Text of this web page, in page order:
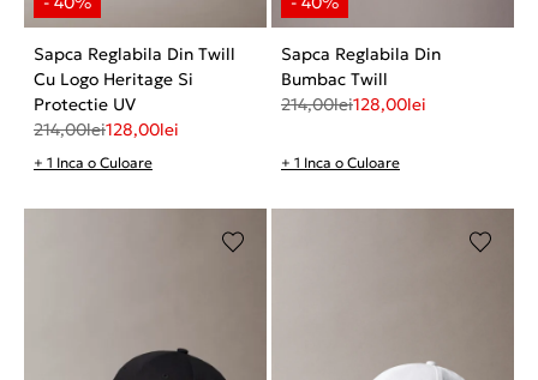
Sapca Reglabila Din Twill
Cu Logo Heritage Si
Protectie UV
214,00lei128,00lei
+ 1 Inca o Culoare
Sapca Reglabila Din
Bumbac Twill
214,00lei128,00lei
+ 1 Inca o Culoare